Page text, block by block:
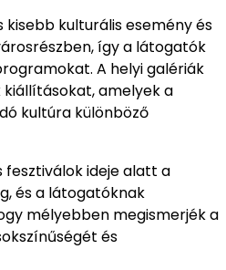
kisebb kulturális esemény és
így a látogatók
A helyi galériák
amelyek a
kultúra különböző
fesztiválok ideje alatt a
és a látogatóknak
mélyebben megismerjék a
és